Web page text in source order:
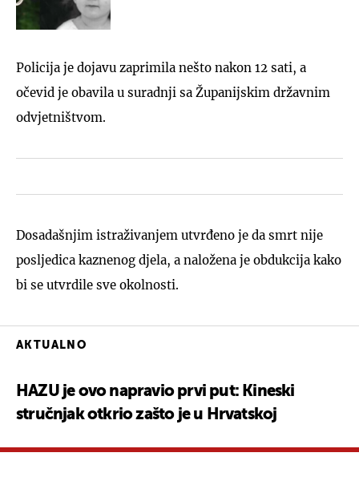
Policija je dojavu zaprimila nešto nakon 12 sati, a
očevid je obavila u suradnji sa Županijskim državnim
odvjetništvom.
Dosadašnjim istraživanjem utvrđeno je da smrt nije
posljedica kaznenog djela, a naložena je obdukcija kako
bi se utvrdile sve okolnosti.
AKTUALNO
HAZU je ovo napravio prvi put: Kineski
stručnjak otkrio zašto je u Hrvatskoj